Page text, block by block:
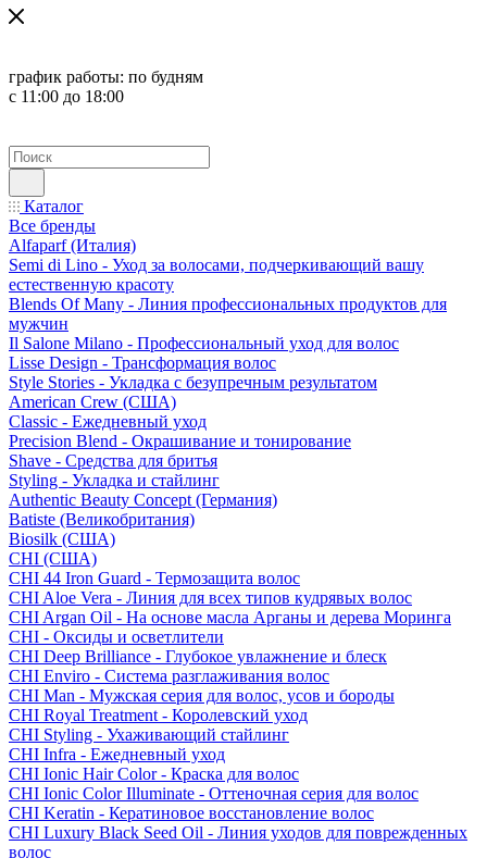
график работы: по будням
с 11:00 до 18:00
Каталог
Все бренды
Alfaparf (Италия)
Semi di Lino - Уход за волосами, подчеркивающий вашу
естественную красоту
Blends Of Many - Линия профессиональных продуктов для
мужчин
Il Salone Milano - Профессиональный уход для волос
Lisse Design - Трансформация волос
Style Stories - Укладка с безупречным результатом
American Crew (США)
Classic - Ежедневный уход
Precision Blend - Окрашивание и тонирование
Shave - Средства для бритья
Styling - Укладка и стайлинг
Authentic Beauty Concept (Германия)
Batiste (Великобритания)
Biosilk (США)
CHI (США)
CHI 44 Iron Guard - Термозащита волос
CHI Aloe Vera - Линия для всех типов кудрявых волос
CHI Argan Oil - На основе масла Арганы и дерева Моринга
CHI - Оксиды и осветлители
CHI Deep Brilliance - Глубокое увлажнение и блеск
CHI Enviro - Система разглаживания волос
CHI Man - Мужская серия для волос, усов и бороды
CHI Royal Treatment - Королевский уход
CHI Styling - Ухаживающий стайлинг
CHI Infra - Ежедневный уход
CHI Ionic Hair Color - Краска для волос
CHI Ionic Color Illuminate - Оттеночная серия для волос
CHI Keratin - Кератиновое восстановление волос
CHI Luxury Black Seed Oil - Линия уходов для поврежденных
волос